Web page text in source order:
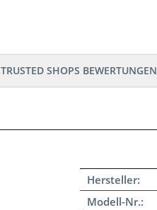
TRUSTED SHOPS BEWERTUNGEN
Hersteller:
Modell-Nr.: